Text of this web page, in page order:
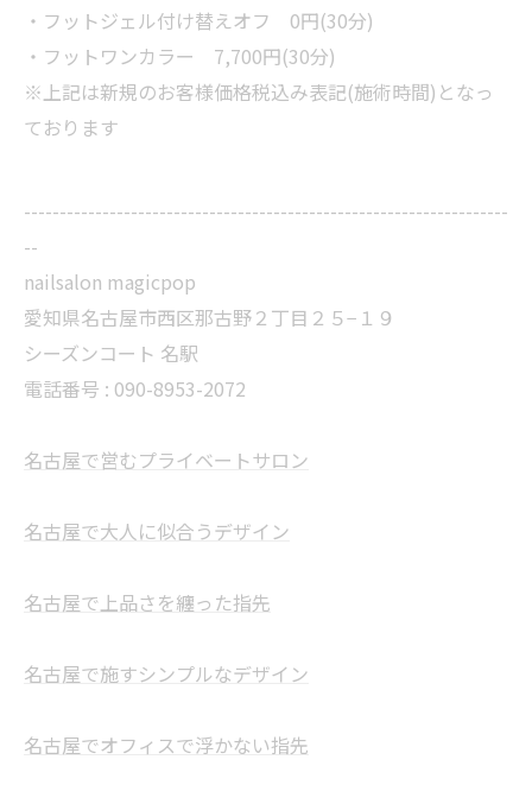
・フットジェル付け替えオフ 0円(30分)
・フットワンカラー 7,700円(30分)
※上記は新規のお客様価格税込み表記(施術時間)となっ
ております
--------------------------------------------------------------------
--
nailsalon magicpop
愛知県名古屋市西区那古野２丁目２５−１９
シーズンコート 名駅
電話番号 : 090-8953-2072
名古屋で営むプライベートサロン
名古屋で大人に似合うデザイン
名古屋で上品さを纏った指先
名古屋で施すシンプルなデザイン
名古屋でオフィスで浮かない指先